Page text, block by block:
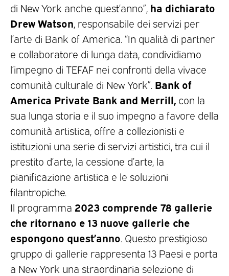
di New York anche quest’anno”, ha dichiarato
Drew Watson, responsabile dei servizi per
l’arte di Bank of America. “In qualità di partner
e collaboratore di lunga data, condividiamo
l’impegno di TEFAF nei confronti della vivace
comunità culturale di New York”. Bank of
America Private Bank and Merrill, con la
sua lunga storia e il suo impegno a favore della
comunità artistica, offre a collezionisti e
istituzioni una serie di servizi artistici, tra cui il
prestito d’arte, la cessione d’arte, la
pianificazione artistica e le soluzioni
filantropiche.
Il programma 2023 comprende 78 gallerie
che ritornano e 13 nuove gallerie che
espongono quest’anno. Questo prestigioso
gruppo di gallerie rappresenta 13 Paesi e porta
a New York una straordinaria selezione di